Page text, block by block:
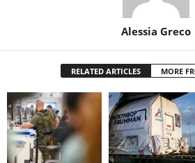
Alessia Greco
RELATED ARTICLES MORE